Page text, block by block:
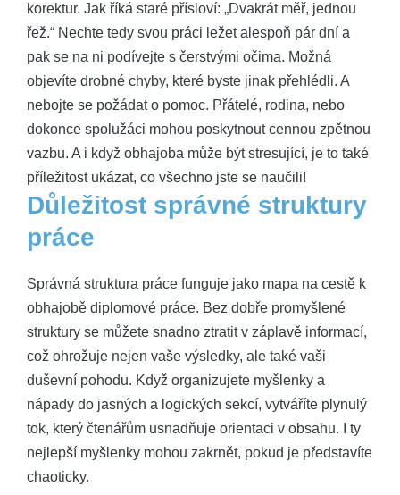
korektur. Jak říká staré přísloví: „Dvakrát měř, jednou
řež.“ Nechte tedy svou práci ležet alespoň pár dní a
pak se na ni podívejte s čerstvými očima. Možná
objevíte drobné chyby, které byste jinak přehlédli. A
nebojte se požádat o pomoc. Přátelé, rodina, nebo
dokonce spolužáci mohou poskytnout cennou zpětnou
vazbu. A i když obhajoba může být stresující, je to také
příležitost ukázat, co všechno jste se naučili!
Důležitost správné struktury
práce
Správná struktura práce funguje jako mapa na cestě k
obhajobě diplomové práce. Bez dobře promyšlené
struktury se můžete snadno ztratit v záplavě informací,
což ohrožuje nejen vaše výsledky, ale také vaši
duševní pohodu. Když organizujete myšlenky a
nápady do jasných a logických sekcí, vytváříte plynulý
tok, který čtenářům usnadňuje orientaci v obsahu. I ty
nejlepší myšlenky mohou zakrnět, pokud je představíte
chaoticky.